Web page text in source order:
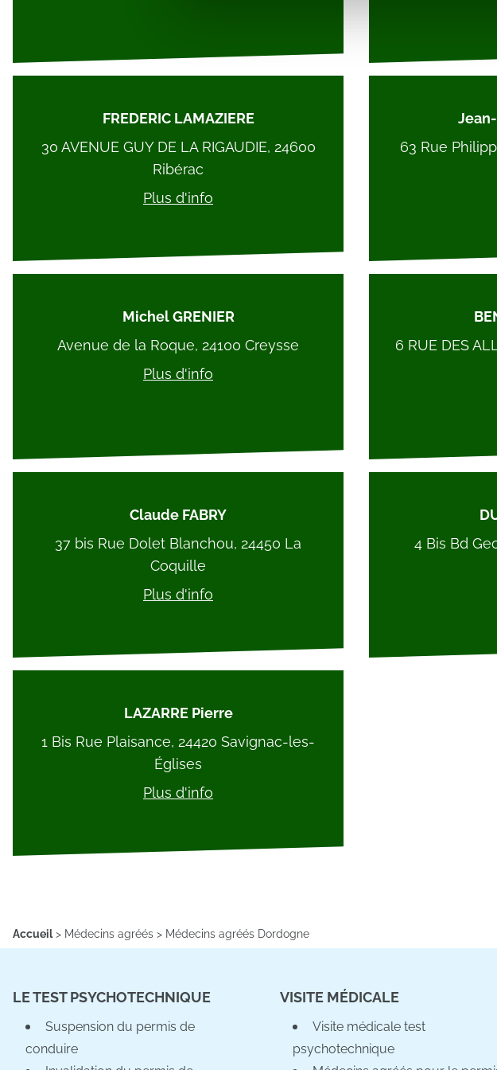
FREDERIC LAMAZIERE
30 AVENUE GUY DE LA RIGAUDIE, 24600
Ribérac
Plus d'info
63 Rue
Michel GRENIER
Avenue de la Roque, 24100 Creysse
Plus d'info
6 RUE DES
Claude FABRY
37 bis Rue Dolet Blanchou, 24450 La
Coquille
Plus d'info
4 Bis Bd
LAZARRE Pierre
1 Bis Rue Plaisance, 24420 Savignac-les-
Églises
Plus d'info
Accueil> Médecins agréés > Médecins agréés Dordogne
LE TEST PSYCHOTECHNIQUE
Suspension du permis de
conduire
VISITE MÉDICALE
Visite médicale test
psychotechnique